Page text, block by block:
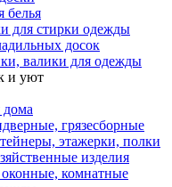
белья
для стирки одежды
досок
валики для одежды
и уют
грязесборные
этажерки, полки
изделия
комнатные